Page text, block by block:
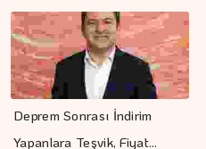
Deprem Sonrası İndirim
Yapanlara Teşvik, Fiyat…